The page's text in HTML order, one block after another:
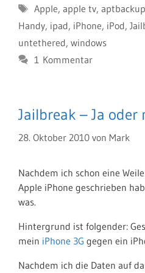
Schlagwörter
Apple, apple tv, aptbackup
Handy, ipad, iPhone, iPod,
untethered, windows
1 Kommentar
Jailbreak – Ja oder
28. Oktober 2010 von Mark
Nachdem ich schon eine
Apple iPhone geschrieben
was.
Hintergrund ist folgender:
mein iPhone 3G gegen ein
Nachdem ich die Daten auf